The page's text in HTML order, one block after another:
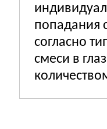
попадания
согласно
смеси в